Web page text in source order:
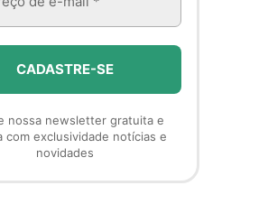
nossa newsletter gratuita e
com exclusividade notícias e
novidades